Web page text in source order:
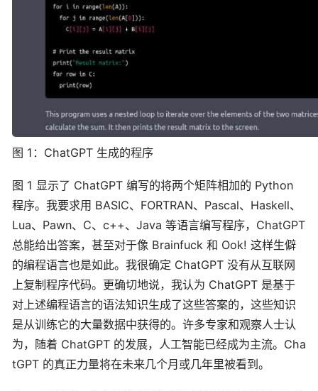
图 1：ChatGPT 生成的程序
图 1 显示了 ChatGPT 编写的将两个矩阵相加的 Python
程序。我要求用 BASIC、FORTRAN、Pascal、Haskell、
Lua、Pawn、C、c++、Java 等语言编写程序，ChatGPT
总能给出答案，甚至对于像 Brainfuck 和 Ook! 这样生僻
的编程语言也是如此。我很确定 ChatGPT 没有从互联网
上复制程序代码。更确切地说，我认为 ChatGPT 是基于
对上述编程语言的语法知识生成了这些答案的，这些知识
是从训练它的大量数据中获得的。许多专家和观察人士认
为，随着 ChatGPT 的发展，人工智能已经成为主流。Cha
tGPT 的真正力量将在未来几个月或几年里被看到。